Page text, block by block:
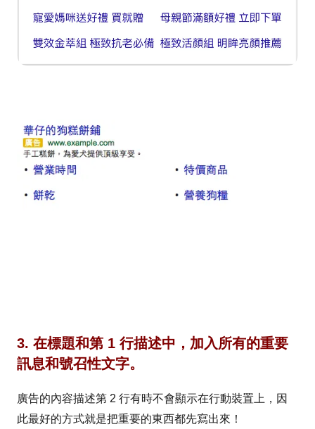
3. 在標題和第 1 行描述中，加入所有的重要
訊息和號召性文字。
廣告的內容描述第 2 行有時不會顯示在行動裝置上，因
此最好的方式就是把重要的東西都先寫出來！